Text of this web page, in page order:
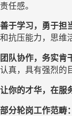
责任感。
善于学习，勇于担
和抗压能力，思维
团队协作，务实肯
认真，具有强烈的
让你的才华，在服
部分轮岗工作范畴：